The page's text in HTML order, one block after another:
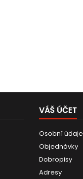
VÁŠ ÚČET
Osobní údaje
Objednávky
Dobropisy
Adresy